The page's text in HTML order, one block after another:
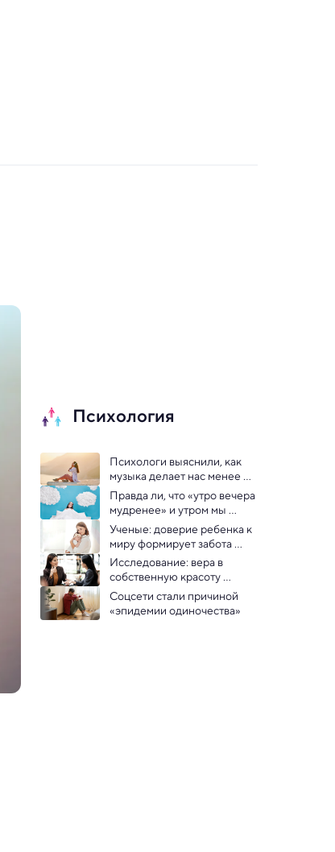
Психология
Психологи выяснили, как
музыка делает нас менее
одинокими
Правда ли, что «утро вечера
мудренее» и утром мы
принимаем лучшие
Ученые: доверие ребенка к
миру формирует забота
матери в первые 10 месяцев
Исследование: вера в
собственную красоту
помогает карьере
Соцсети стали причиной
«эпидемии одиночества»